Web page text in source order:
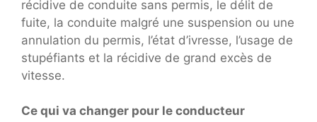
récidive de conduite sans permis, le délit de
fuite, la conduite malgré une suspension ou une
annulation du permis, l’état d’ivresse, l’usage de
stupéfiants et la récidive de grand excès de
vitesse.
Ce qui va changer pour le conducteur